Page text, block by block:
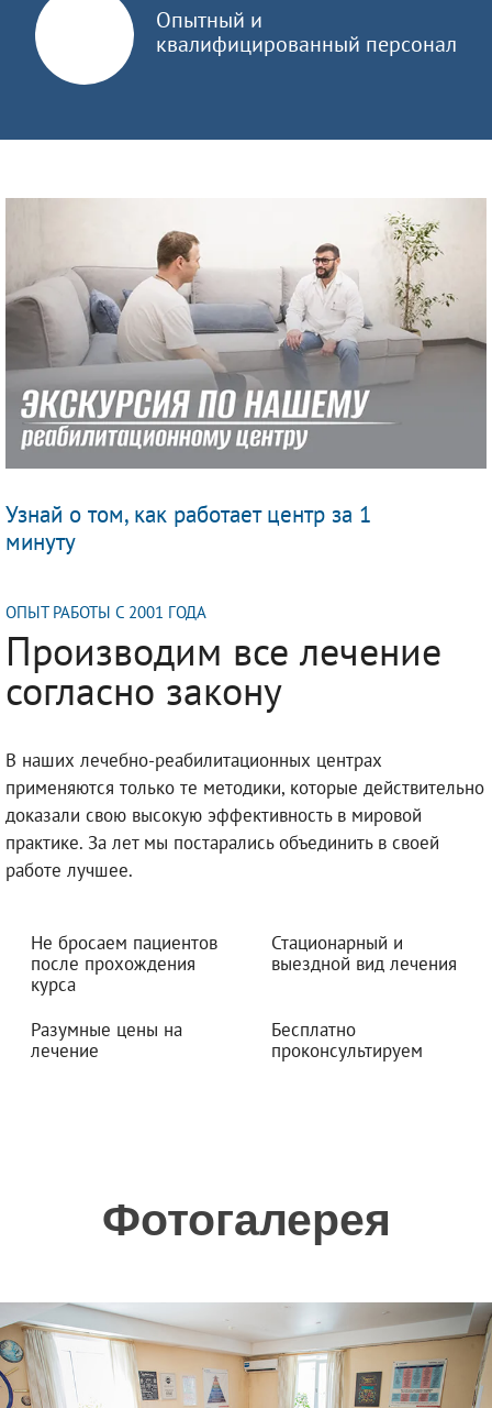
Опытный и
квалифицированный персонал
Узнай о том, как работает центр за 1
минуту
ОПЫТ РАБОТЫ С 2001 ГОДА
Производим все лечение
согласно закону
В наших лечебно-реабилитационных центрах
применяются только те методики, которые действительно
доказали свою высокую эффективность в мировой
практике. За лет мы постарались объединить в своей
работе лучшее.
Не бросаем пациентов
после прохождения
курса
Стационарный и
выездной вид лечения
Разумные цены на
лечение
Бесплатно
проконсультируем
Фотогалерея